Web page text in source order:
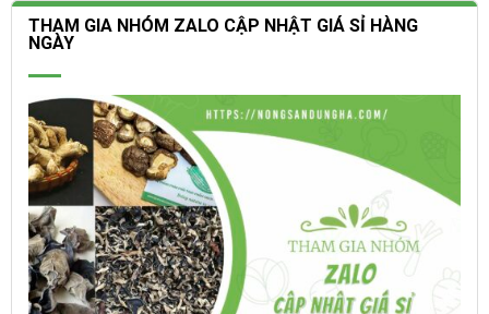
có
nhiều
biến
thể.
Các
tùy
chọn
có
thể
được
chọn
trên
trang
sản
phẩm
có
nhiều
Các
tùy
chọn
trên
sản
phẩm
THAM GIA NHÓM ZALO CẬP NHẬT GIÁ SỈ HÀNG
NGÀY